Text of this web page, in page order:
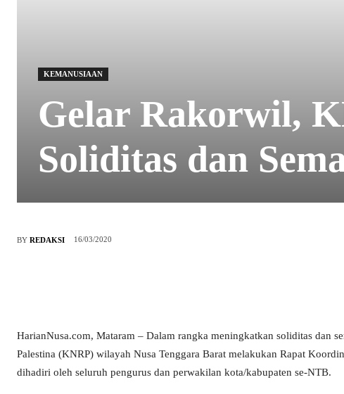
KEMANUSIAAN
Gelar Rakorwil,
Soliditas dan
BY REDAKSI 16/03/2020
HarianNusa.com, Mataram – Dalam rangka meningkatkan soliditas dan
Palestina (KNRP) wilayah Nusa Tenggara Barat melakukan Rapat
dihadiri oleh seluruh pengurus dan perwakilan kota/kabupaten se-NTB.